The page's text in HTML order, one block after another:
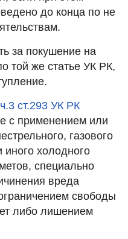
до конца по не
за покушение на
той же статье УК РК,
ч.3 ст.293 УК РК
с применением или
газового
иного холодного
специально
вреда
свободы
либо лишением